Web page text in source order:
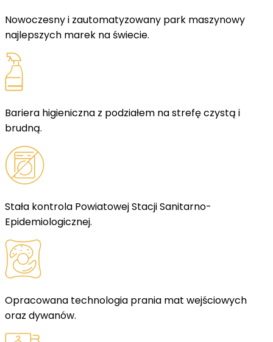
Nowoczesny i zautomatyzowany park maszynowy
najlepszych marek na świecie.
Bariera higieniczna z podziałem na strefę czystą i
brudną.
Stała kontrola Powiatowej Stacji Sanitarno-
Epidemiologicznej.
Opracowana technologia prania mat wejściowych
oraz dywanów.